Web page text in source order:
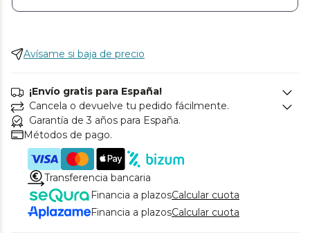
Avísame si baja de precio
¡Envío gratis para España!
Cancela o devuelve tu pedido fácilmente.
Garantía de 3 años para España.
Métodos de pago.
Transferencia bancaria
Financia a plazosCalcular cuota
Financia a plazosCalcular cuota